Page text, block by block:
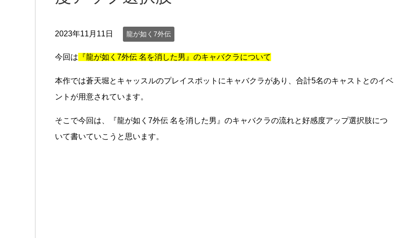
2023年11月11日 龍が如く7外伝
今回は 『龍が如く7外伝 名を消した男』のキャバクラについて
本作では蒼天堀とキャッスルのプレイスポットにキャバクラがあり、合計5名のキャストとのイベ
ントが用意されています。
そこで今回は、『龍が如く7外伝 名を消した男』のキャバクラの流れと好感度アップ選択肢につ
いて書いていこうと思います。